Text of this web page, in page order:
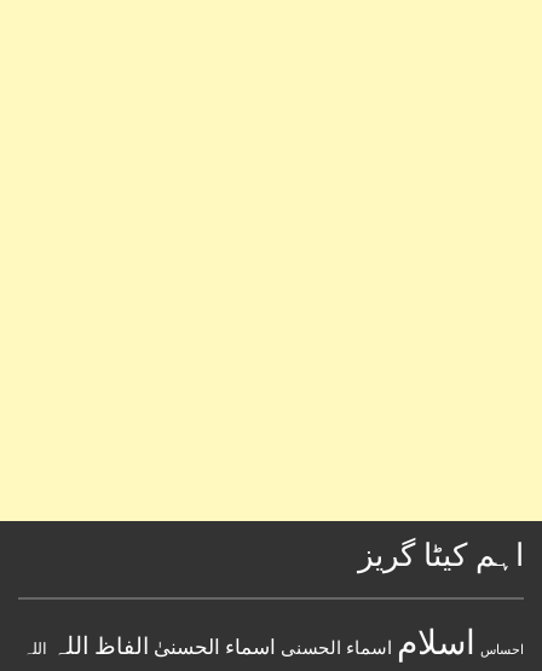
اہم کیٹا گریز
احساس اسلام اسماء الحسنى اسماء الحسنیٰ الفاظ اللہ اللہ